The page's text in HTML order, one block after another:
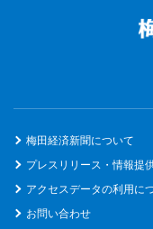
梅田経済新聞について
プレスリリース・情報提
アクセスデータの利用に
お問い合わせ